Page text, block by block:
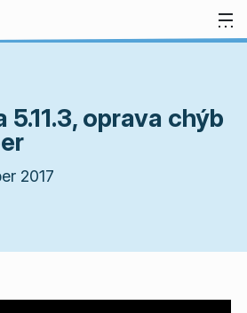
5.11.3, oprava chýb
2017